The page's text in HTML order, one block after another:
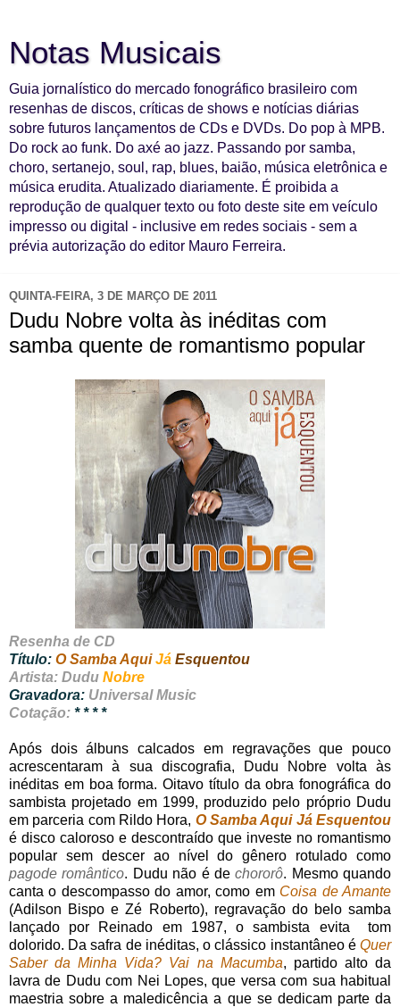
Notas Musicais
Guia jornalístico do mercado fonográfico brasileiro com
resenhas de discos, críticas de shows e notícias diárias
sobre futuros lançamentos de CDs e DVDs. Do pop à MPB.
Do rock ao funk. Do axé ao jazz. Passando por samba,
choro, sertanejo, soul, rap, blues, baião, música eletrônica e
música erudita. Atualizado diariamente. É proibida a
reprodução de qualquer texto ou foto deste site em veículo
impresso ou digital - inclusive em redes sociais - sem a
prévia autorização do editor Mauro Ferreira.
QUINTA-FEIRA, 3 DE MARÇO DE 2011
Dudu Nobre volta às inéditas com
samba quente de romantismo popular
Resenha de CD
Título: O Samba Aqui Já Esquentou
Artista: Dudu Nobre
Gravadora: Universal Music
Cotação: * * * *
Após dois álbuns calcados em regravações que pouco
acrescentaram à sua discografia, Dudu Nobre volta às
inéditas em boa forma. Oitavo título da obra fonográfica do
sambista projetado em 1999, produzido pelo próprio Dudu
em parceria com Rildo Hora, O Samba Aqui Já Esquentou
é disco caloroso e descontraído que investe no romantismo
popular sem descer ao nível do gênero rotulado como
pagode romântico. Dudu não é dechororô. Mesmo quando
canta o descompasso do amor, como em Coisa de Amante
(Adilson Bispo e Zé Roberto), regravação do belo samba
lançado por Reinado em 1987, o sambista evita tom
dolorido. Da safra de inéditas, o clássico instantâneo é Quer
Saber da Minha Vida? Vai na Macumba, partido alto da
lavra de Dudu com Nei Lopes, que versa com sua habitual
maestria sobre a maledicência a que se dedicam parte da